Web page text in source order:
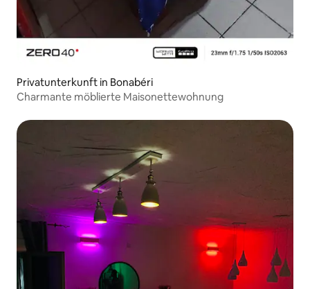
Privatunterkunft in Bonabéri
Charmante möblierte Maisonettewohnung